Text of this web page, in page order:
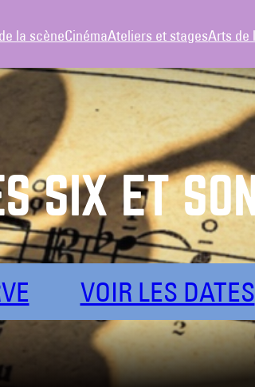
la scèneCinémaAteliers et stagesArts de
SIX ET
VOIR LES DATES